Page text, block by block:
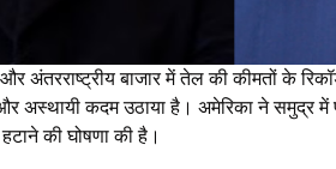
अंतरराष्ट्रीय बाजार में तेल की कीमतों के
अस्थायी कदम उठाया है। अमेरिका ने समुद्र
की घोषणा की है।